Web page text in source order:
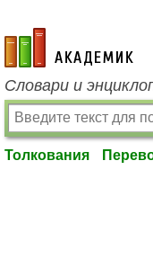
academic.ru
Словари и
Толкования